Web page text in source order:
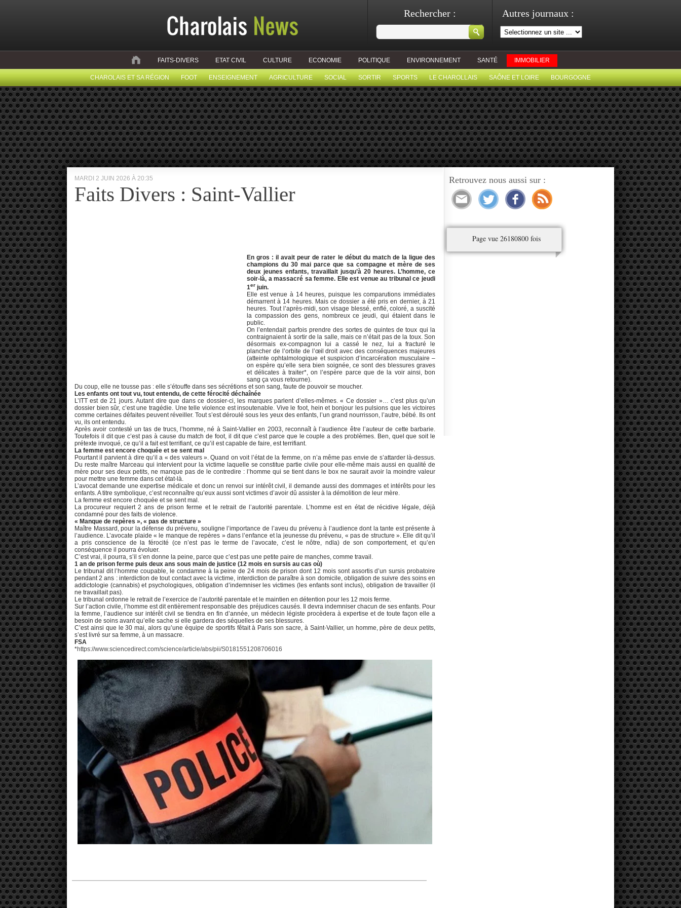
Autres journaux :
Rechercher :
FAITS-DIVERS ETAT CIVIL CULTURE ECONOMIE POLITIQUE ENVIRONNEMENT SANTÉ IMMOBILIER
CHAROLAIS ET SA RÉGION FOOT ENSEIGNEMENT AGRICULTURE SOCIAL SORTIR SPORTS LE CHAROLLAIS SAÔNE ET LOIRE BOURGOGNE
MARDI 2 JUIN 2026 À 20:35
Faits Divers : Saint-Vallier
En gros : il avait peur de rater le début du match de la ligue des
champions du 30 mai parce que sa compagne et mère de ses
deux jeunes enfants, travaillait jusqu’à 20 heures. L’homme, ce
soir-là, a massacré sa femme. Elle est venue au tribunal ce jeudi
1er juin.
Elle est venue à 14 heures, puisque les comparutions immédiates
démarrent à 14 heures. Mais ce dossier a été pris en dernier, à 21
heures. Tout l’après-midi, son visage blessé, enflé, coloré, a suscité
la compassion des gens, nombreux ce jeudi, qui étaient dans le
public.
On l’entendait parfois prendre des sortes de quintes de toux qui la
contraignaient à sortir de la salle, mais ce n’était pas de la toux. Son
désormais ex-compagnon lui a cassé le nez, lui a fracturé le
plancher de l’orbite de l’œil droit avec des conséquences majeures
(atteinte ophtalmologique et suspicion d’incarcération musculaire –
on espère qu’elle sera bien soignée, ce sont des blessures graves
et délicates à traiter*, on l’espère parce que de la voir ainsi, bon
sang ça vous retourne).
Du coup, elle ne tousse pas : elle s’étouffe dans ses sécrétions et son sang, faute de pouvoir se moucher.
Les enfants ont tout vu, tout entendu, de cette férocité déchaînée
L’ITT est de 21 jours. Autant dire que dans ce dossier-ci, les marques parlent d’elles-mêmes. « Ce dossier »… c’est plus qu’un
dossier bien sûr, c’est une tragédie. Une telle violence est insoutenable. Vive le foot, hein et bonjour les pulsions que les victoires
comme certaines défaites peuvent réveiller. Tout s’est déroulé sous les yeux des enfants, l’un grand nourrisson, l’autre, bébé. Ils ont
vu, ils ont entendu.
Après avoir contesté un tas de trucs, l’homme, né à Saint-Vallier en 2003, reconnaît à l’audience être l’auteur de cette barbarie.
Toutefois il dit que c’est pas à cause du match de foot, il dit que c’est parce que le couple a des problèmes. Ben, quel que soit le
prétexte invoqué, ce qu’il a fait est terrifiant, ce qu’il est capable de faire, est terrifiant.
La femme est encore choquée et se sent mal
Pourtant il parvient à dire qu’il a « des valeurs ». Quand on voit l’état de la femme, on n’a même pas envie de s’attarder là-dessus.
Du reste maître Marceau qui intervient pour la victime laquelle se constitue partie civile pour elle-même mais aussi en qualité de
mère pour ses deux petits, ne manque pas de le contredire : l’homme qui se tient dans le box ne saurait avoir la moindre valeur
pour mettre une femme dans cet état-là.
L’avocat demande une expertise médicale et donc un renvoi sur intérêt civil, il demande aussi des dommages et intérêts pour les
enfants. A titre symbolique, c’est reconnaître qu’eux aussi sont victimes d’avoir dû assister à la démolition de leur mère.
La femme est encore choquée et se sent mal.
La procureur requiert 2 ans de prison ferme et le retrait de l’autorité parentale. L’homme est en état de récidive légale, déjà
condamné pour des faits de violence.
« Manque de repères », « pas de structure »
Maître Massard, pour la défense du prévenu, souligne l’importance de l’aveu du prévenu à l’audience dont la tante est présente à
l’audience. L’avocate plaide « le manque de repères » dans l’enfance et la jeunesse du prévenu, « pas de structure ». Elle dit qu’il
a pris conscience de la férocité (ce n’est pas le terme de l’avocate, c’est le nôtre, ndla) de son comportement, et qu’en
conséquence il pourra évoluer.
C’est vrai, il pourra, s’il s’en donne la peine, parce que c’est pas une petite paire de manches, comme travail.
1 an de prison ferme puis deux ans sous main de justice (12 mois en sursis au cas où)
Le tribunal dit l’homme coupable, le condamne à la peine de 24 mois de prison dont 12 mois sont assortis d’un sursis probatoire
pendant 2 ans : interdiction de tout contact avec la victime, interdiction de paraître à son domicile, obligation de suivre des soins en
addictologie (cannabis) et psychologiques, obligation d’indemniser les victimes (les enfants sont inclus), obligation de travailler (il
ne travaillait pas).
Le tribunal ordonne le retrait de l’exercice de l’autorité parentale et le maintien en détention pour les 12 mois ferme.
Sur l’action civile, l’homme est dit entièrement responsable des préjudices causés. Il devra indemniser chacun de ses enfants. Pour
la femme, l’audience sur intérêt civil se tiendra en fin d’année, un médecin légiste procèdera à expertise et de toute façon elle a
besoin de soins avant qu’elle sache si elle gardera des séquelles de ses blessures.
C’est ainsi que le 30 mai, alors qu’une équipe de sportifs fêtait à Paris son sacre, à Saint-Vallier, un homme, père de deux petits,
s’est livré sur sa femme, à un massacre.
FSA
*https://www.sciencedirect.com/science/article/abs/pii/S0181551208706016
Retrouvez nous aussi sur :
Page vue 26180800 fois